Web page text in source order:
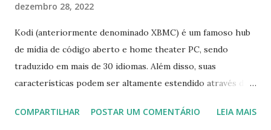
dezembro 28, 2022
Kodi (anteriormente denominado XBMC) é um famoso hub
de mídia de código aberto e home theater PC, sendo
traduzido em mais de 30 idiomas. Além disso, suas
características podem ser altamente estendido através de
(personal video recorder). A versão final do Kodi 19.5
COMPARTILHAR POSTAR UM COMENTÁRIO LEIA MAIS